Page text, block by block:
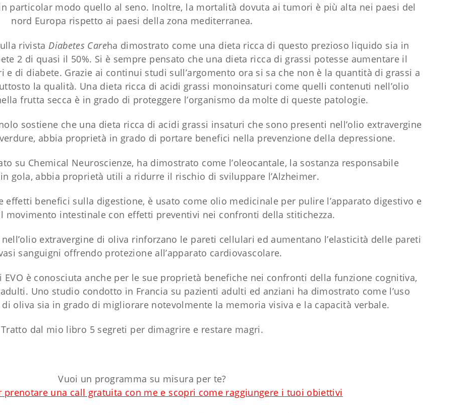
particolar modo quello al seno. Inoltre, la mortalità dovuta ai tumori è più alta nei paesi del
nord Europa rispetto ai paesi della zona mediterranea.
rivista Diabetes Careha dimostrato come una dieta ricca di questo prezioso liquido sia in
2 di quasi il 50%. Si è sempre pensato che una dieta ricca di grassi potesse aumentare il
di diabete. Grazie ai continui studi sull’argomento ora si sa che non è la quantità di grassi a
la qualità. Una dieta ricca di acidi grassi monoinsaturi come quelli contenuti nell’olio
frutta secca è in grado di proteggere l’organismo da molte di queste patologie.
sostiene che una dieta ricca di acidi grassi insaturi che sono presenti nell’olio extravergine
abbia proprietà in grado di portare benefici nella prevenzione della depressione.
su Chemical Neuroscienze, ha dimostrato come l’oleocantale, la sostanza responsabile
in gola, abbia proprietà utili a ridurre il rischio di sviluppare l’Alzheimer.
effetti benefici sulla digestione, è usato come olio medicinale per pulire l’apparato digestivo e
movimento intestinale con effetti preventivi nei confronti della stitichezza.
extravergine di oliva rinforzano le pareti cellulari ed aumentano l’elasticità delle pareti
sanguigni offrendo protezione all’apparato cardiovascolare.
EVO è conosciuta anche per le sue proprietà benefiche nei confronti della funzione cognitiva,
Uno studio condotto in Francia su pazienti adulti ed anziani ha dimostrato come l’uso
oliva sia in grado di migliorare notevolmente la memoria visiva e la capacità verbale.
Tratto dal mio libro 5 segreti per dimagrire e restare magri.
Vuoi un programma su misura per te?
prenotare una call gratuita con me e scopri come raggiungere i tuoi obiettivi